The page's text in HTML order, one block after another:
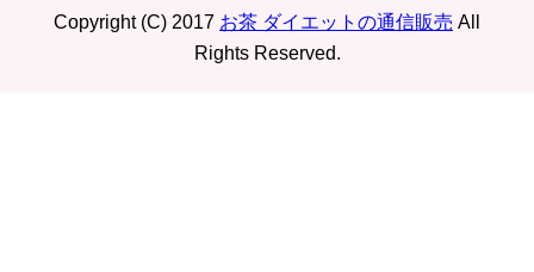
Copyright (C) 2017 お茶 ダイエットの通信販売 All
Rights Reserved.